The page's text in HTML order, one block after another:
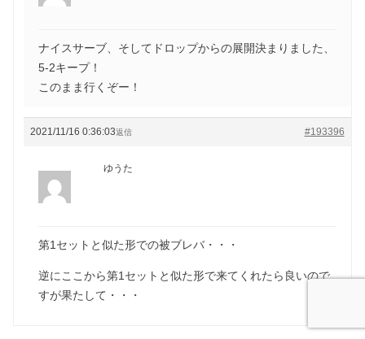
ナイスサーブ、そしてドロップからの展開決まりました、
5-2キープ！
このまま行くぞー！
2021/11/16 0:36:03 #193396
返信
ゆうた
第1セットと似た形での被ブレバ・・・
逆にここから第1セットと似た形で来てくれたら良いので
すが果たして・・・